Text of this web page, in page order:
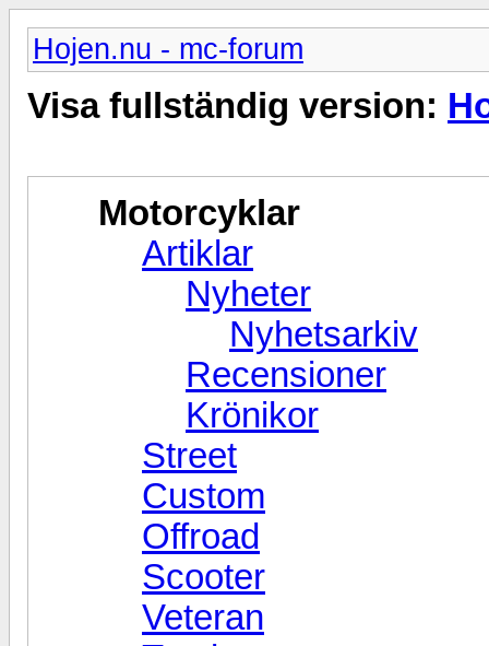
Hojen.nu - mc-forum
Visa fullständig version:
Motorcyklar
Artiklar
Nyheter
Nyhetsarkiv
Recensioner
Krönikor
Street
Custom
Offroad
Scooter
Veteran